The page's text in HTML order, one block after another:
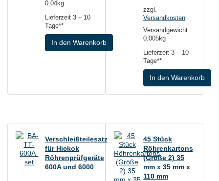
0.04kg
Lieferzeit 3 – 10
Tage**
In den Warenkorb
zzgl.
Versandkosten
Versandgewicht
0.005kg
Lieferzeit 3 – 10
Tage**
In den Warenkorb
Verschleißteilesatz
für Hickok
Röhrenprüfgeräte
600A und 6000
45 Stück
Röhrenkartons
(Größe 2) 35
mm x 35 mm x
110 mm